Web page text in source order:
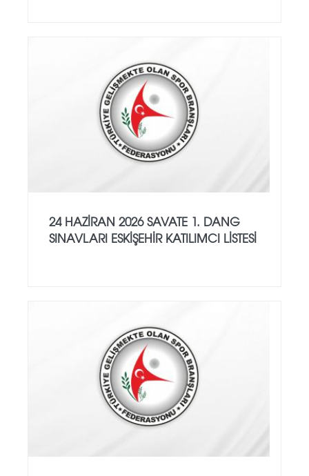
24 HAZİRAN 2026 SAVATE 1. DANG
SINAVLARI ESKİŞEHİR KATILIMCI LİSTESİ